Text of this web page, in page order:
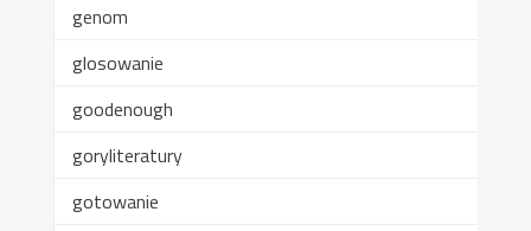
genom
glosowanie
goodenough
goryliteratury
gotowanie